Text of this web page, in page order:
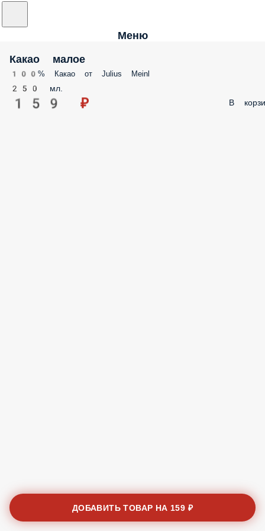
Меню
Какао малое
100% Какао от Julius Meinl
250 мл.
159 ₽ В
ДОБАВИТЬ ТОВАР НА 159 ₽